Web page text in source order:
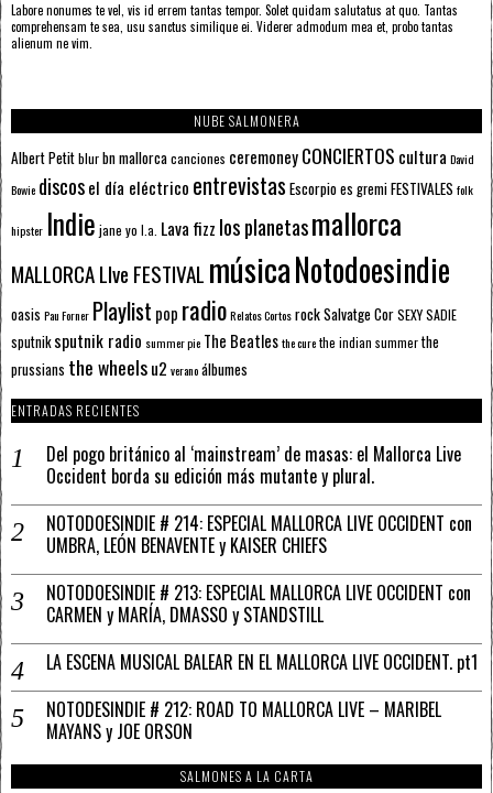
Labore nonumes te vel, vis id errem tantas tempor. Solet quidam salutatus at quo. Tantas
comprehensam te sea, usu sanctus similique ei. Viderer admodum mea et, probo tantas
alienum ne vim.
NUBE SALMONERA
Albert Petitblurbn mallorcacanciones ceremoneyCONCIERTOS cultura David
Bowie discosel día eléctrico entrevistas Escorpioes gremiFESTIVALES folk
hipster Indie jane yo l.a. Lava fizz los planetasmallorca
MALLORCA LIve FESTIVAL músicaNotodoesindie
oasis Pau Forner Playlist pop radioRelatos CortosrockSalvatge CorSEXY SADIE
sputnik sputnik radio summer pie The Beatlesthe curethe indian summerthe
prussians the wheelsu2 veranoálbumes
ENTRADAS RECIENTES
Del pogo británico al ‘mainstream’ de masas: el Mallorca Live
Occident borda su edición más mutante y plural.
NOTODOESINDIE # 214: ESPECIAL MALLORCA LIVE OCCIDENT con
UMBRA, LEÓN BENAVENTE y KAISER CHIEFS
NOTODOESINDIE # 213: ESPECIAL MALLORCA LIVE OCCIDENT con
CARMEN y MARÍA, DMASSO y STANDSTILL
LA ESCENA MUSICAL BALEAR EN EL MALLORCA LIVE OCCIDENT. pt1
NOTODESINDIE # 212: ROAD TO MALLORCA LIVE – MARIBEL
MAYANS y JOE ORSON
SALMONES A LA CARTA